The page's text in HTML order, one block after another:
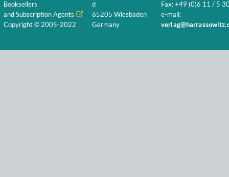
Booksellers
and Subscription Agents
Copyright © 2005-2022
d
65205 Wiesbaden
Germany
Fax: +49 (0)6 11 / 5
e-mail: